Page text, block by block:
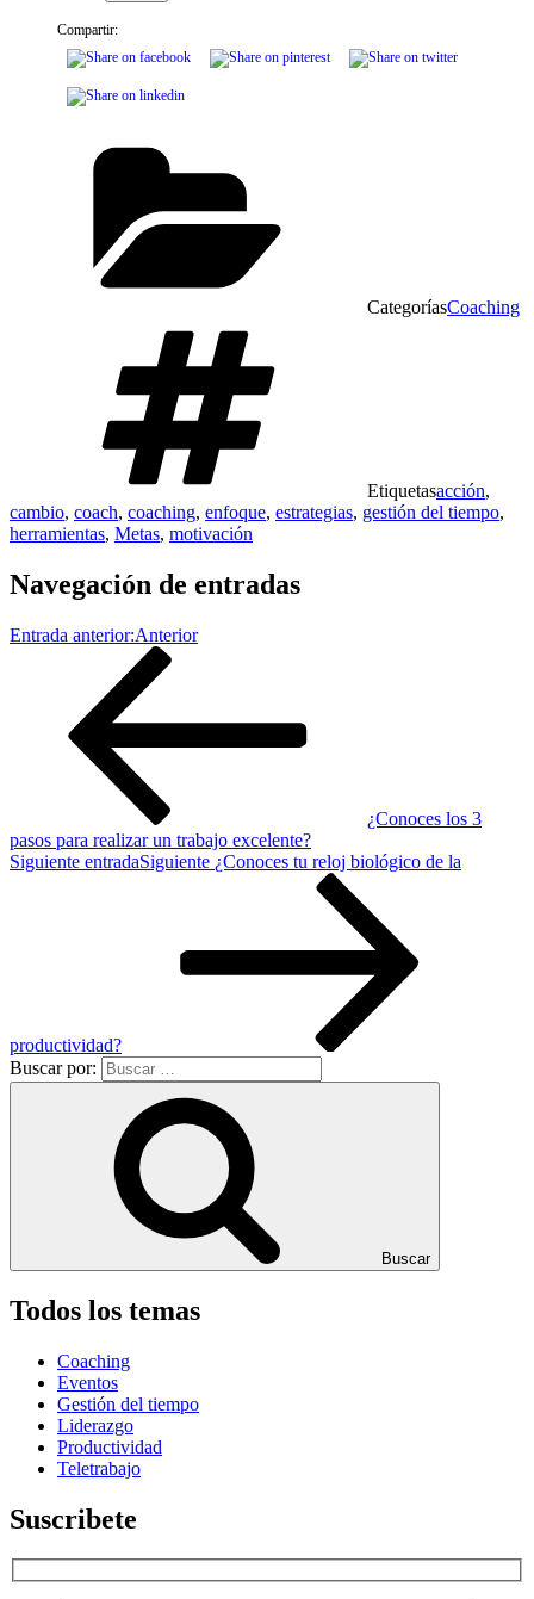
Compartir:
CategoríasCoaching
Etiquetasacción,
cambio, coach, coaching, enfoque, estrategias, gestión del tiempo,
herramientas, Metas, motivación
Navegación de entradas
Entrada anterior:Anterior
¿Conoces los 3
pasos para realizar un trabajo excelente?
Siguiente entradaSiguiente ¿Conoces tu reloj biológico de la
productividad?
Buscar por:
Buscar
Todos los temas
Coaching
Eventos
Gestión del tiempo
Liderazgo
Productividad
Teletrabajo
Suscribete